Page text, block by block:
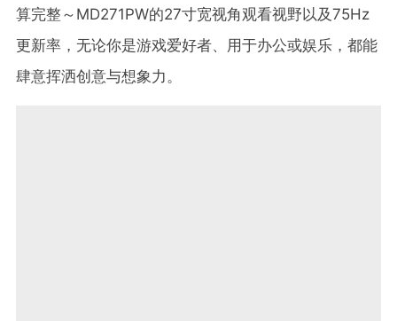
算完整～MD271PW的27寸宽视角观看视野以及75Hz
更新率，无论你是游戏爱好者、用于办公或娱乐，都能
肆意挥洒创意与想象力。